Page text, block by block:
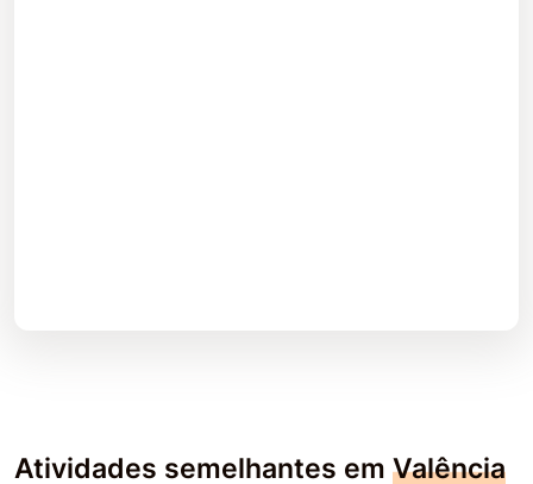
Atividades semelhantes em Valência